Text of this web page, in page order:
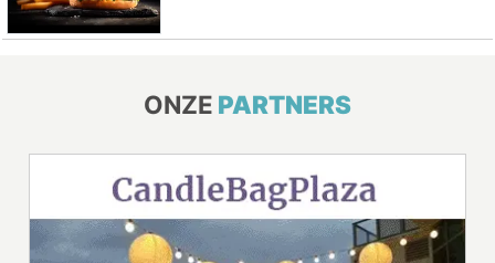
ONZE PARTNERS